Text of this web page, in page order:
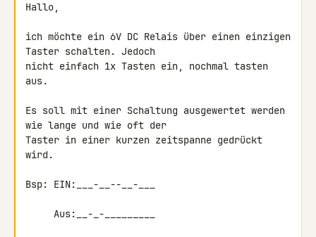
Hallo,
ich möchte ein 6V DC Relais über einen einzigen
Taster schalten. Jedoch
nicht einfach 1x Tasten ein, nochmal tasten
aus.
Es soll mit einer Schaltung ausgewertet werden
wie lange und wie oft der
Taster in einer kurzen zeitspanne gedrückt
wird.
Bsp: EIN:___-__--__-___